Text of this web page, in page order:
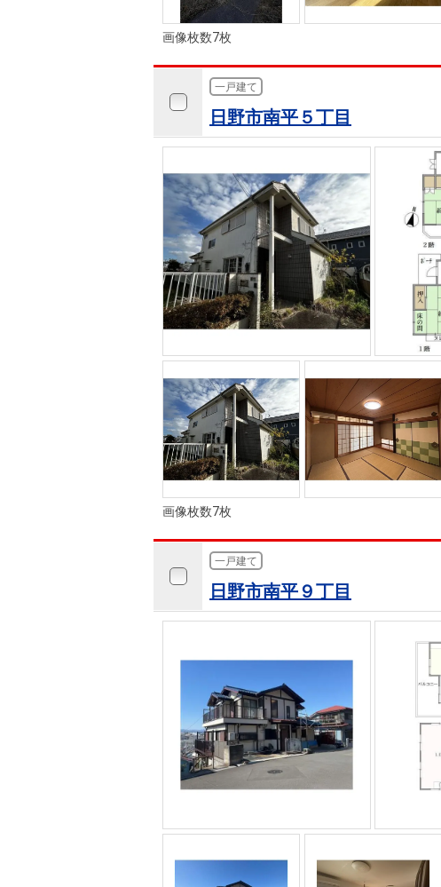
画像枚数7枚
一戸建て
日野市南平５丁目
画像枚数7枚
一戸建て
日野市南平９丁目